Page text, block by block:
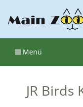
Menü
JR Birds